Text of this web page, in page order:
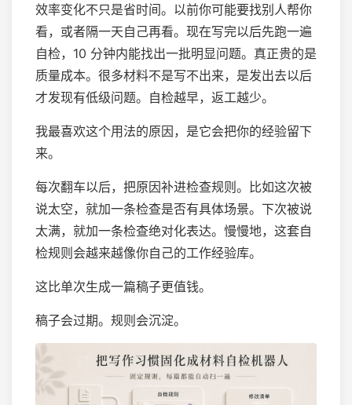
效率变化不只是省时间。以前你可能要找别人帮你
看，或者隔一天自己再看。现在写完以后先跑一遍
自检，10 分钟内能找出一批明显问题。真正贵的是
质量成本。很多材料不是写不出来，是发出去以后
才发现有低级问题。自检越早，返工越少。
我最喜欢这个用法的原因，是它会把你的经验留下
来。
每次翻车以后，把原因补进检查规则。比如这次被
说太空，就加一条检查是否有具体场景。下次被说
太满，就加一条检查绝对化表达。慢慢地，这套自
检规则会越来越像你自己的工作经验库。
这比单次生成一篇稿子更值钱。
稿子会过期。规则会沉淀。